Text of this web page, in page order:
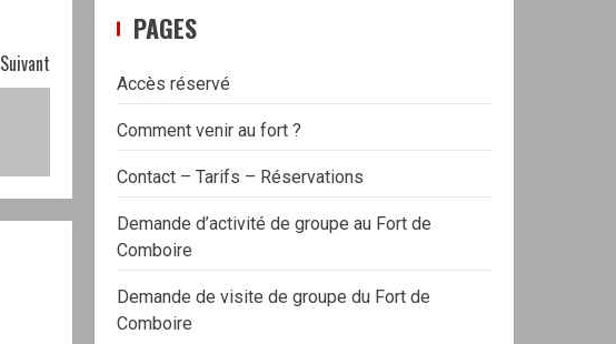
Suivant
PAGES
Accès réservé
Comment venir au fort ?
Contact – Tarifs – Réservations
Demande d’activité de groupe au Fort de
Comboire
Demande de visite de groupe du Fort de
Comboire